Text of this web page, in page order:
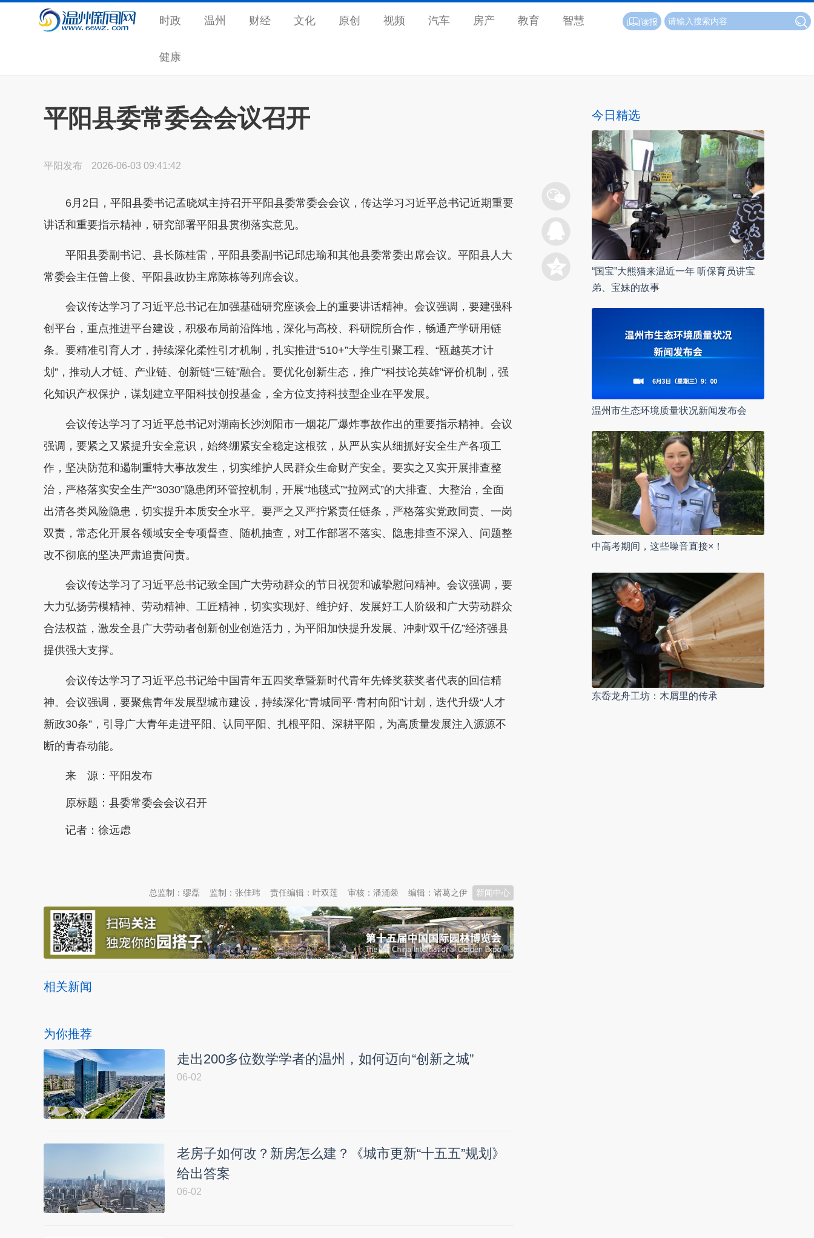
时政 温州 财经 文化 原创 视频 汽车 房产 教育 智慧
健康
读报
平阳县委常委会会议召开
平阳发布 2026-06-03 09:41:42
6月2日，平阳县委书记孟晓斌主持召开平阳县委常委会会议，传达学习习近平总书记近期重要
讲话和重要指示精神，研究部署平阳县贯彻落实意见。
平阳县委副书记、县长陈桂雷，平阳县委副书记邱忠瑜和其他县委常委出席会议。平阳县人大
常委会主任曾上俊、平阳县政协主席陈栋等列席会议。
会议传达学习了习近平总书记在加强基础研究座谈会上的重要讲话精神。会议强调，要建强科
创平台，重点推进平台建设，积极布局前沿阵地，深化与高校、科研院所合作，畅通产学研用链
条。要精准引育人才，持续深化柔性引才机制，扎实推进“510+”大学生引聚工程、“瓯越英才计
划”，推动人才链、产业链、创新链“三链”融合。要优化创新生态，推广“科技论英雄”评价机制，强
化知识产权保护，谋划建立平阳科技创投基金，全方位支持科技型企业在平发展。
会议传达学习了习近平总书记对湖南长沙浏阳市一烟花厂爆炸事故作出的重要指示精神。会议
强调，要紧之又紧提升安全意识，始终绷紧安全稳定这根弦，从严从实从细抓好安全生产各项工
作，坚决防范和遏制重特大事故发生，切实维护人民群众生命财产安全。要实之又实开展排查整
治，严格落实安全生产“3030”隐患闭环管控机制，开展“地毯式”“拉网式”的大排查、大整治，全面
出清各类风险隐患，切实提升本质安全水平。要严之又严拧紧责任链条，严格落实党政同责、一岗
双责，常态化开展各领域安全专项督查、随机抽查，对工作部署不落实、隐患排查不深入、问题整
改不彻底的坚决严肃追责问责。
会议传达学习了习近平总书记致全国广大劳动群众的节日祝贺和诚挚慰问精神。会议强调，要
大力弘扬劳模精神、劳动精神、工匠精神，切实实现好、维护好、发展好工人阶级和广大劳动群众
合法权益，激发全县广大劳动者创新创业创造活力，为平阳加快提升发展、冲刺“双千亿”经济强县
提供强大支撑。
会议传达学习了习近平总书记给中国青年五四奖章暨新时代青年先锋奖获奖者代表的回信精
神。会议强调，要聚焦青年发展型城市建设，持续深化“青城同平·青村向阳”计划，迭代升级“人才
新政30条”，引导广大青年走进平阳、认同平阳、扎根平阳、深耕平阳，为高质量发展注入源源不
断的青春动能。
来 源：平阳发布
原标题： 县委常委会会议召开
记者：徐远虑
新闻中心
编辑：诸葛之伊
审核：潘涌燚
责任编辑：叶双莲
监制：张佳玮
总监制：缪磊
相关新闻
为你推荐
走出200多位数学学者的温州，如何迈向“创新之城”
06-02
老房子如何改？新房怎么建？《城市更新“十五五”规划》
给出答案
06-02
今日精选
“国宝”大熊猫来温近一年 听保育员讲宝
弟、宝妹的故事
温州市生态环境质量状况新闻发布会
中高考期间，这些噪音直接×！
东岙龙舟工坊：木屑里的传承